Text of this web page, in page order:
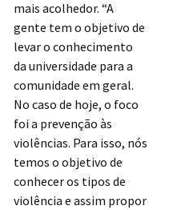
mais acolhedor. “A
gente tem o objetivo de
levar o conhecimento
da universidade para a
comunidade em geral.
No caso de hoje, o foco
foi a prevenção às
violências. Para isso, nós
temos o objetivo de
conhecer os tipos de
violência e assim propor